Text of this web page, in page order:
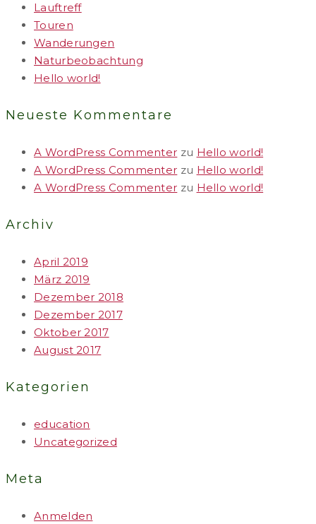
Lauftreff
Touren
Wanderungen
Naturbeobachtung
Hello world!
Neueste Kommentare
A WordPress Commenter zu Hello world!
A WordPress Commenter zu Hello world!
A WordPress Commenter zu Hello world!
Archiv
April 2019
März 2019
Dezember 2018
Dezember 2017
Oktober 2017
August 2017
Kategorien
education
Uncategorized
Meta
Anmelden